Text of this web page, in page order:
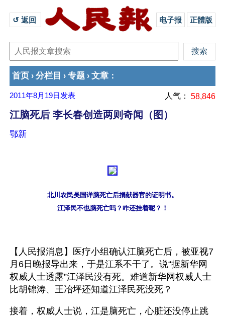
↺ 返回 电子报 正體版
首页 › 分栏目 › 专题 › 文章 ：
2011年8月19日 发表 人气： 58,846
江脑死后 李长春创造两则奇闻（图）
鄂新
北川农民吴国详脑死亡后捐献器官的证明书。
江泽民不也脑死亡吗？咋还挂着呢？！
【人民报消息】医疗小组确认江脑死亡后，被亚视7
月6日晚报导出来，于是江系不干了。说“据新华网
权威人士透露”江泽民没有死。难道新华网权威人士
比胡锦涛、王冶坪还知道江泽民死没死？
接着，权威人士说，江是脑死亡，心脏还没停止跳